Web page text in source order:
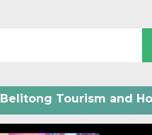
Belitong Tourism and